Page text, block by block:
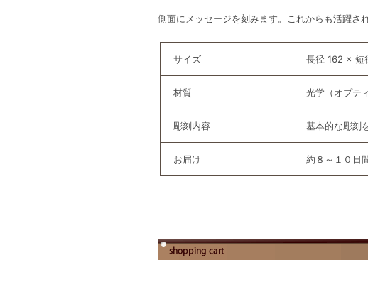
側面にメッセージを刻みます。これからも活躍さ
サイズ 長径 162 × 短
材質 光学（オプテ
彫刻内容 基本的な彫刻
お届け 約８～１０日